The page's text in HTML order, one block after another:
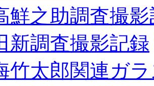
鮮之助調査撮
新調査撮影記録
竹太郎関連ガ